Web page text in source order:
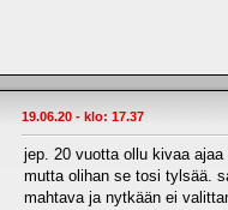
19.06.20 - klo: 17.37
jep. 20 vuotta ollu kivaa
mutta olihan se tosi tylsää.
mahtava ja nytkään ei